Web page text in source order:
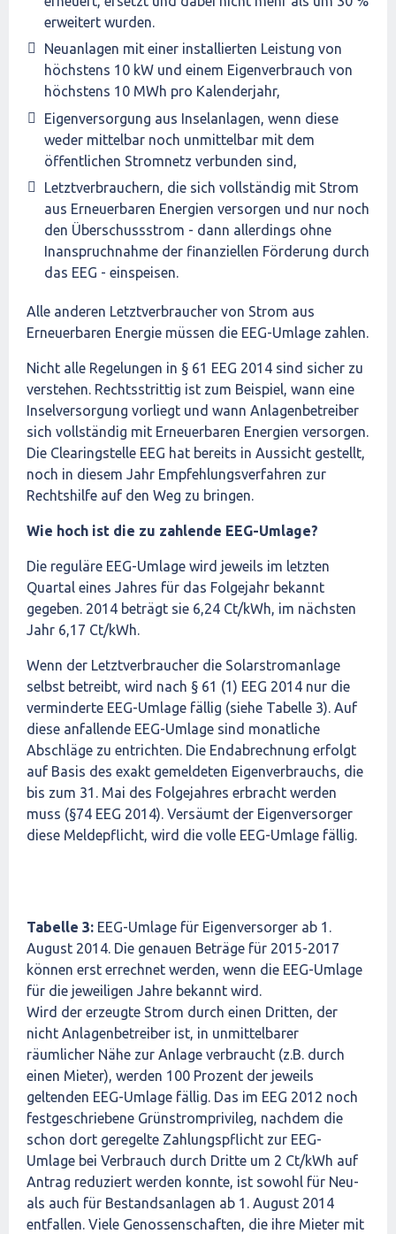
erweitert wurden.
Neuanlagen mit einer installierten Leistung von
höchstens 10 kW und einem Eigenverbrauch von
höchstens 10 MWh pro Kalenderjahr,
Eigenversorgung aus Inselanlagen, wenn diese
weder mittelbar noch unmittelbar mit dem
öffentlichen Stromnetz verbunden sind,
Letztverbrauchern, die sich vollständig mit Strom
aus Erneuerbaren Energien versorgen und nur noch
den Überschussstrom - dann allerdings ohne
Inanspruchnahme der finanziellen Förderung durch
das EEG - einspeisen.
Alle anderen Letztverbraucher von Strom aus
Erneuerbaren Energie müssen die EEG-Umlage zahlen.
Nicht alle Regelungen in § 61 EEG 2014 sind sicher zu
verstehen. Rechtsstrittig ist zum Beispiel, wann eine
Inselversorgung vorliegt und wann Anlagenbetreiber
sich vollständig mit Erneuerbaren Energien versorgen.
Die Clearingstelle EEG hat bereits in Aussicht gestellt,
noch in diesem Jahr Empfehlungsverfahren zur
Rechtshilfe auf den Weg zu bringen.
Wie hoch ist die zu zahlende EEG-Umlage?
Die reguläre EEG-Umlage wird jeweils im letzten
Quartal eines Jahres für das Folgejahr bekannt
gegeben. 2014 beträgt sie 6,24 Ct/kWh, im nächsten
Jahr 6,17 Ct/kWh.
Wenn der Letztverbraucher die Solarstromanlage
selbst betreibt, wird nach § 61 (1) EEG 2014 nur die
verminderte EEG-Umlage fällig (siehe Tabelle 3). Auf
diese anfallende EEG-Umlage sind monatliche
Abschläge zu entrichten. Die Endabrechnung erfolgt
auf Basis des exakt gemeldeten Eigenverbrauchs, die
bis zum 31. Mai des Folgejahres erbracht werden
muss (§74 EEG 2014). Versäumt der Eigenversorger
diese Meldepflicht, wird die volle EEG-Umlage fällig.
Tabelle 3: EEG-Umlage für Eigenversorger ab 1.
August 2014. Die genauen Beträge für 2015-2017
können erst errechnet werden, wenn die EEG-Umlage
für die jeweiligen Jahre bekannt wird.
Wird der erzeugte Strom durch einen Dritten, der
nicht Anlagenbetreiber ist, in unmittelbarer
räumlicher Nähe zur Anlage verbraucht (z.B. durch
einen Mieter), werden 100 Prozent der jeweils
geltenden EEG-Umlage fällig. Das im EEG 2012 noch
festgeschriebene Grünstromprivileg, nachdem die
schon dort geregelte Zahlungspflicht zur EEG-
Umlage bei Verbrauch durch Dritte um 2 Ct/kWh auf
Antrag reduziert werden konnte, ist sowohl für Neu-
als auch für Bestandsanlagen ab 1. August 2014
entfallen. Viele Genossenschaften, die ihre Mieter mit